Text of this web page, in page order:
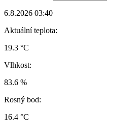
6.8.2026 03:40
Aktuální teplota:
19.3 °C
Vlhkost:
83.6 %
Rosný bod:
16.4 °C